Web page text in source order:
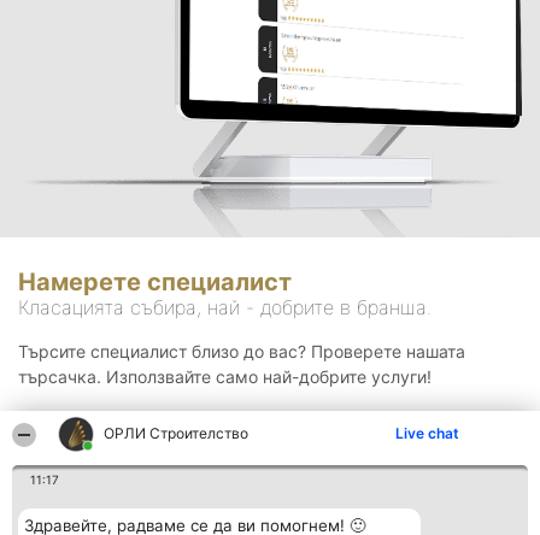
ОРЛИ Строителство Live chat
11:17
Здравейте, радваме се да ви помогнем! 🙂
Намерете специалист
Класацията събира, най - добрите в бранша.
Търсите специалист близо до вас? Проверете нашата
търсачка. Използвайте само най-добрите услуги!